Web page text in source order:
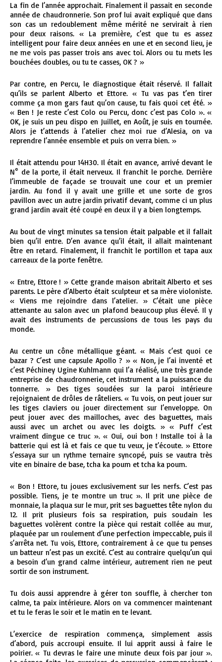
La fin de l’année approchait. Finalement il passait en seconde
année de chaudronnerie. Son prof lui avait expliqué que dans
son cas un redoublement même mérité ne servirait à rien
pour deux raisons. « La première, c’est que tu es assez
intelligent pour faire deux années en une et en second lieu, je
ne me vois pas passer trois ans avec toi. Alors ou tu mets les
bouchées doubles, ou tu te casses, OK ? »
Par contre, en Percu, le diagnostique était réservé. Il fallait
qu’ils se parlent Alberto et Ettore. « Tu vas pas t’en tirer
comme ça mon gars faut qu’on cause, tu fais quoi cet été. »
« Ben ! Je reste c’est Colo ou Percu, donc c’est pas Colo ». «
OK, je suis un peu dispo en Juillet, en Août, je suis en tournée.
Alors je t’attends à l’atelier chez moi rue d’Alesia, on va
reprendre l’année ensemble et puis on verra bien. »
Il était attendu pour 14H30. Il était en avance, arrivé devant le
N° de la porte, il était nerveux. Il franchit le porche. Derrière
l’immeuble de façade se trouvait une cour et un premier
jardin. Au fond il y avait une grille et une sorte de gros
pavillon avec un autre jardin privatif devant, comme ci un plus
grand jardin avait été coupé en deux il y a bien longtemps.
Au bout de vingt minutes sa tension était palpable et il fallait
bien qu’il entre. D’en avance qu’il était, il allait maintenant
être en retard. Finalement, il franchit le portillon et tapa aux
carreaux de la porte fenêtre.
« Entre, Ettore ! » Cette grande maison abritait Alberto et ses
parents. Le père d’Alberto était sculpteur et sa mère violoniste.
« Viens me rejoindre dans l’atelier. » C’était une pièce
attenante au salon avec un plafond beaucoup plus élevé. Il y
avait des instruments de percussions de tous les pays du
monde.
Au centre un cône métallique géant. « Mais c’est quoi ce
bazar ? C’est une capsule Apollo ? » « Non, je l’ai inventé et
c’est Péchiney Ugine Kuhlmann qui l’a réalisé, une très grande
entreprise de chaudronnerie, cet instrument a la puissance du
tonnerre. » Des tiges soudées sur la paroi intérieure
rejoignaient de drôles de râteliers. « Tu vois, on peut jouer sur
les tiges claviers ou jouer directement sur l’enveloppe. On
peut jouer avec des mailloches, avec des baguettes, mais
aussi avec un archet ou avec les doigts. » « Puff c’est
vraiment dingue ce truc ». « Oui, oui bon ! Installe toi à la
batterie qui est là et fais ce que tu veux, je t’écoute. » Ettore
s’essaya sur un rythme ternaire syncopé, puis se vautra très
vite en binaire de base, tcha ka poum et tcha ka poum.
« Bon ! Ettore, tu joues exclusivement sur les nerfs. C’est pas
possible. Tiens, je te montre un truc ». Il prit une pièce de
monnaie, la plaqua sur le mur, prit ses baguettes tête nylon du
12. Il prit plusieurs fois sa respiration, puis soudain les
baguettes volèrent contre la pièce qui restait collée au mur,
plaquée par un roulement d’une perfection impeccable, puis il
s’arrêta net. Tu vois, Ettore, contrairement à ce que tu penses
un batteur n’est pas un excité. C’est au contraire quelqu’un qui
a besoin d’un grand calme intérieur, autrement rien ne peut
sortir de son instrument.
Tu dois aussi apprendre à gérer ton souffle, à chercher ton
calme, ta paix intérieure. Alors on va commencer maintenant
et tu le feras le soir et le matin en te levant.
L’exercice de respiration commença, simplement assis
d’abord, puis accroupi ensuite. Il lui apprit aussi à faire le
poirier. « Tu devras le faire une minute deux fois par jour ».